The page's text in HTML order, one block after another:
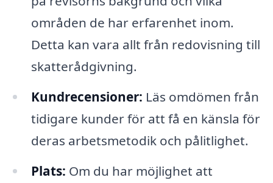
områden de har erfarenhet inom.
Detta kan vara allt från redovisning till
skatterådgivning.
Kundrecensioner: Läs omdömen från
tidigare kunder för att få en känsla för
deras arbetsmetodik och pålitlighet.
Plats: Om du har möjlighet att